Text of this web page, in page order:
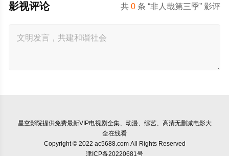
共0 条 “非人哉第三季” 影评
影视评论
星空影院提供免费最新VIP电视剧全集、动漫、综艺、高清无删减电影大
全在线看
Copyright © 2022 ac5688.com All Rights Reserved
津ICP备20220681号